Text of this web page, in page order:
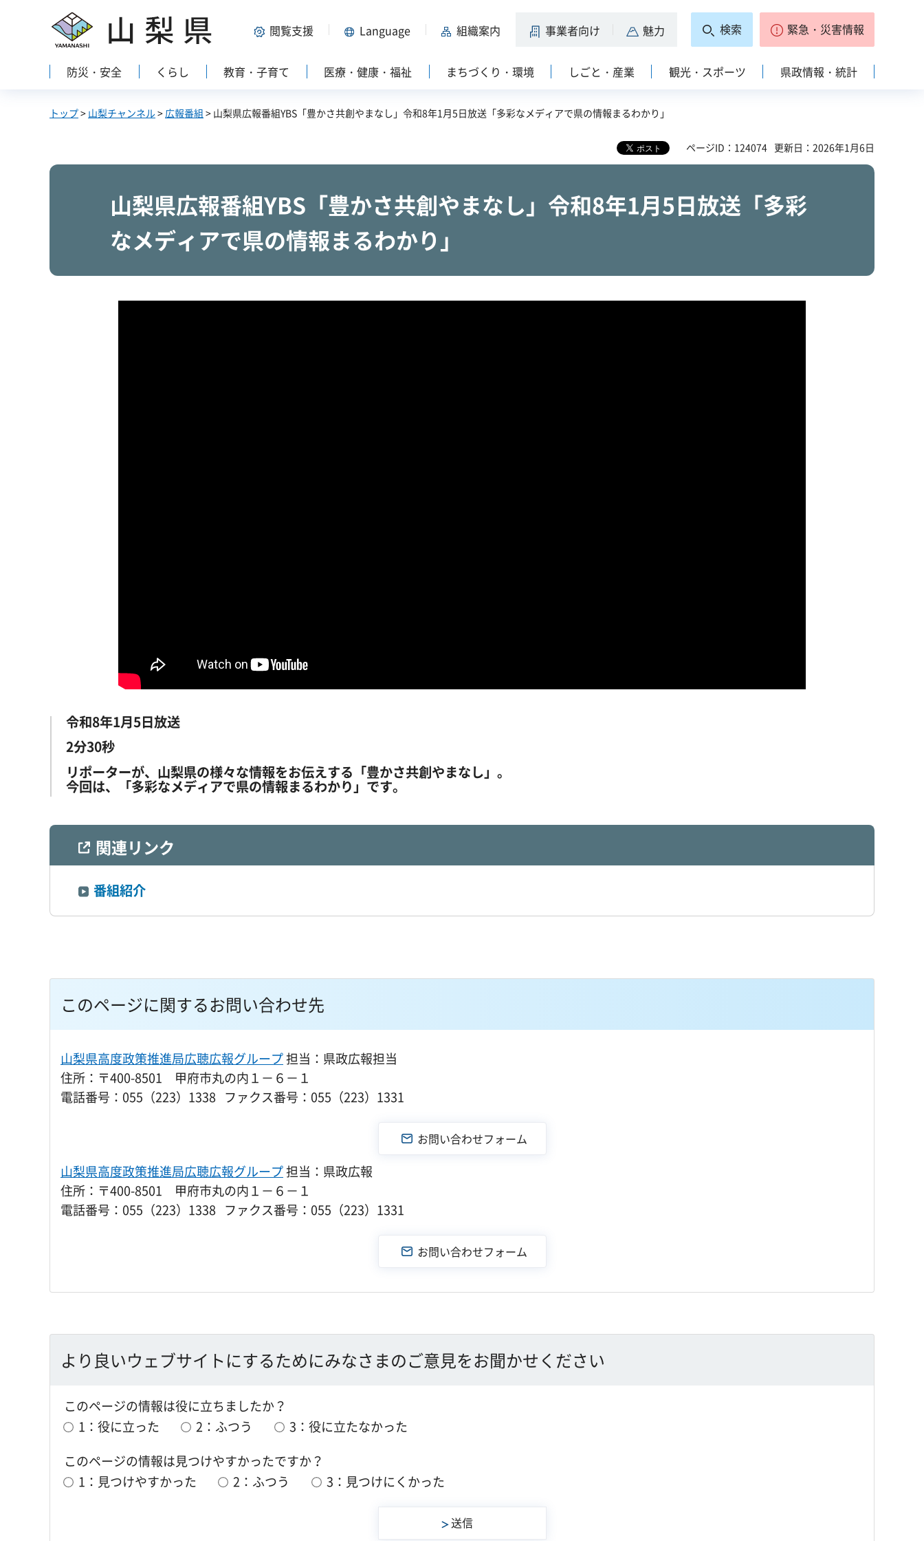
山梨県 閲覧支援 Language 組織案内 事業者向け 魅力 検索 緊急・災害情報
防災・安全 くらし 教育・子育て 医療・健康・福祉 まちづくり・環境 しごと・産業 観光・スポーツ 県政情報・統計
トップ> 山梨チャンネル> 広報番組 > 山梨県広報番組YBS「豊かさ共創やまなし」令和8年1月5日放送「多彩なメディアで県の情報まるわかり」
ページID：124074 更新日：2026年1月6日
山梨県広報番組YBS「豊かさ共創やまなし」令和8年1月5日放送「多彩
なメディアで県の情報まるわかり」
令和8年1月5日放送
2分30秒
リポーターが、山梨県の様々な情報をお伝えする「豊かさ共創やまなし」。
今回は、「多彩なメディアで県の情報まるわかり」です。
関連リンク
番組紹介
このページに関するお問い合わせ先
山梨県高度政策推進局広聴広報グループ担当：県政広報担当
住所：〒400-8501 甲府市丸の内１－６－１
電話番号：055（223）1338 ファクス番号：055（223）1331
山梨県高度政策推進局広聴広報グループ担当：県政広報
住所：〒400-8501 甲府市丸の内１－６－１
電話番号：055（223）1338 ファクス番号：055（223）1331
より良いウェブサイトにするためにみなさまのご意見をお聞かせください
このページの情報は役に立ちましたか？
1：役に立った
2：ふつう
3：役に立たなかった
このページの情報は見つけやすかったですか？
1：見つけやすかった
2：ふつう 3：見つけにくかった